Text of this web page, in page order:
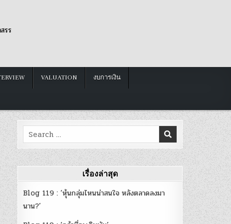
รร
VALUATION งบการเงิน
Search
for:
เรื่องล่าสุด
Blog 119 : ‘หุ้นกลุ่มไหนน่าสนใจ หลังตลาดลงมา
นาน?’